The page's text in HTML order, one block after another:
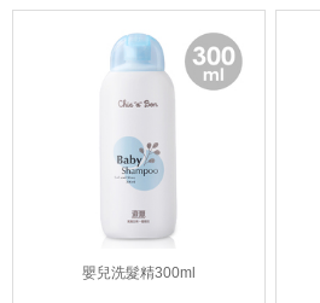
嬰兒洗髮精300ml